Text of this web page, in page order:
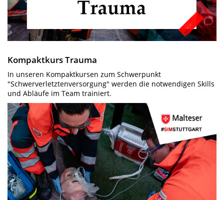
Kompaktkurs Trauma
In unseren Kompaktkursen zum Schwerpunkt
"Schwerverletztenversorgung" werden die notwendigen Skills
und Abläufe im Team trainiert.